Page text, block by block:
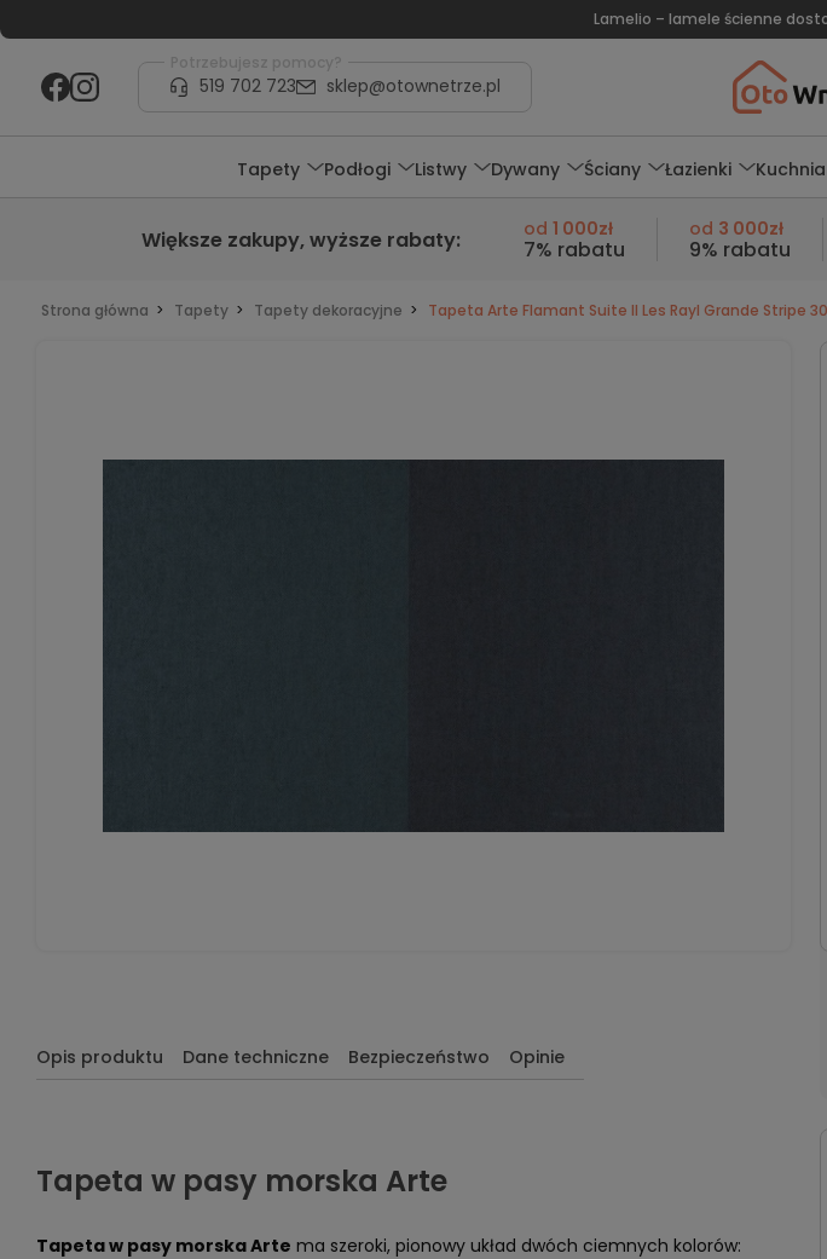
Lamelio – lamele ścienne
Potrzebujesz pomocy?
519 702 723 sklep@otownetrze.pl
Tapety Podłogi Listwy Dywany Ściany Łazienki Kuchnia
Większe zakupy,wyższe rabaty: od 1 000zł
7% rabatu
od 3 000zł
9% rabatu
Strona główna Tapety Tapety dekoracyjne Tapeta Arte Flamant Suite II Les Rayl Grande Stripe
Opis produktu Dane techniczne Bezpieczeństwo Opinie
Tapeta w pasy morska Arte
Tapeta w pasy morska Arte ma szeroki, pionowy układ dwóch ciemnych kolorów: